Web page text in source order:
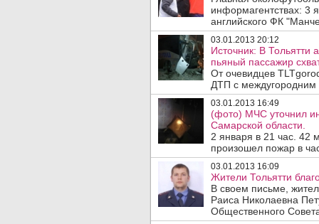
информагентствах: 3
английского ФК
03.01.2013 20:12
Источник: В Тольятти
пьяный пассажир
От очевидцев
ДТП с междугородним
03.01.2013 16:49
(фото) МЧС уточнил
Самарской области.
2 января в 21 час. 42
произошел пожар в
03.01.2013 16:09
Жители Тольятти
В своем письме,
Раиса Николаевна
Общественного